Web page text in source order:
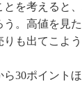
を考えると
。高値を見
も出てこよう
30ポイント